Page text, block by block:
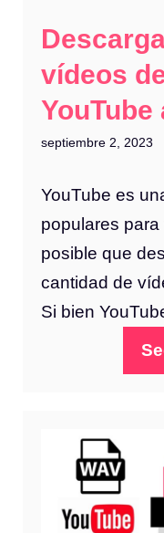
vídeos
YouTube
septiembre 2, 2023
YouTube es
populares
posible que
cantidad de
Si bien